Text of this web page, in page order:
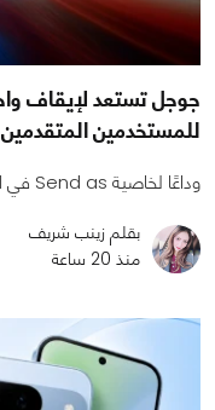
للمستخدمين المتقدمين
وداعًا لخاصية Send as في Gmail 📧
بقلم زينب شريف
منذ 20 ساعة